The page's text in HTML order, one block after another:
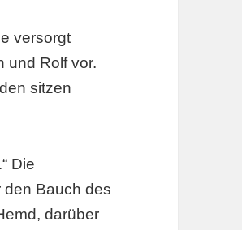
versorgt
und Rolf vor.
sitzen
Die
den Bauch des
darüber